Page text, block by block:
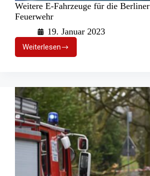
Weitere E-Fahrzeuge für die Berliner
Feuerwehr
19. Januar 2023
Weiterlesen
Weitere
E-
die
Berliner
Feuerwehr